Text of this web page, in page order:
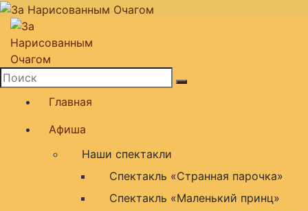
Перейти
содержимому
театральная площадка
Главная
Афиша
Наши спектакли
Спектакль «Странная парочка»
Спектакль «Маленький принц»